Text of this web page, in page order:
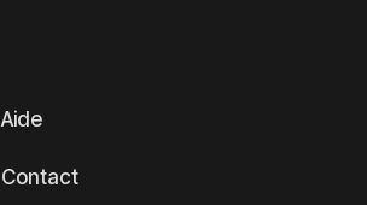
Aide
Contact